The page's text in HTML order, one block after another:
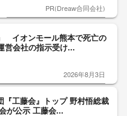
PR(Dreaw合同会社)
イオンモール熊本で死亡の
会社の指示受け...
2026年8月3日
『工藤会』トップ 野村悟総裁
が公示 工藤会...